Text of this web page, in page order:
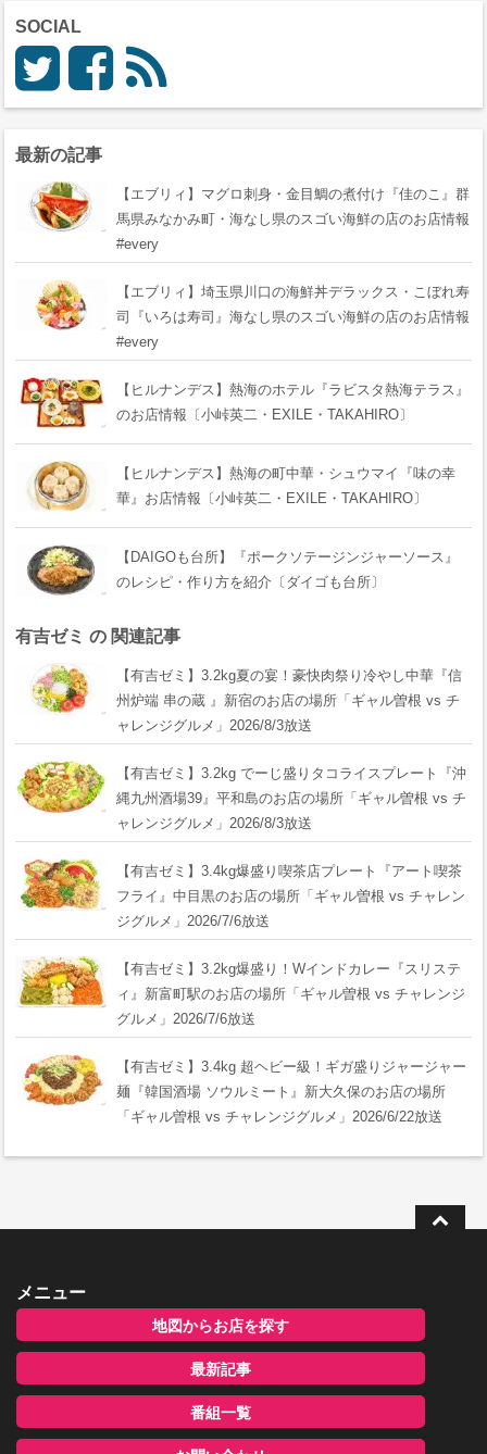
SOCIAL
最新の記事
【エブリィ】マグロ刺身・金目鯛の煮付け『佳のこ』群
馬県みなかみ町・海なし県のスゴい海鮮の店のお店情報
#every
【エブリィ】埼玉県川口の海鮮丼デラックス・こぼれ寿
司『いろは寿司』海なし県のスゴい海鮮の店のお店情報
#every
【ヒルナンデス】熱海のホテル『ラビスタ熱海テラス』
のお店情報〔小峠英二・EXILE・TAKAHIRO〕
【ヒルナンデス】熱海の町中華・シュウマイ『味の幸
華』お店情報〔小峠英二・EXILE・TAKAHIRO〕
【DAIGOも台所】『ポークソテージンジャーソース』
のレシピ・作り方を紹介〔ダイゴも台所〕
有吉ゼミ の 関連記事
【有吉ゼミ】3.2kg夏の宴！豪快肉祭り冷やし中華『信
州炉端 串の蔵 』新宿のお店の場所「ギャル曽根 vs チ
ャレンジグルメ」2026/8/3放送
【有吉ゼミ】3.2kg でーじ盛りタコライスプレート『沖
縄九州酒場39』平和島のお店の場所「ギャル曽根 vs チ
ャレンジグルメ」2026/8/3放送
【有吉ゼミ】3.4kg爆盛り喫茶店プレート『アート喫茶
フライ』中目黒のお店の場所「ギャル曽根 vs チャレン
ジグルメ」2026/7/6放送
【有吉ゼミ】3.2kg爆盛り！Wインドカレー『スリステ
ィ』新富町駅のお店の場所「ギャル曽根 vs チャレンジ
グルメ」2026/7/6放送
【有吉ゼミ】3.4kg 超ヘビー級！ギガ盛りジャージャー
麺『韓国酒場 ソウルミート』新大久保のお店の場所
「ギャル曽根 vs チャレンジグルメ」2026/6/22放送
メニュー
地図からお店を探す
最新記事
番組一覧